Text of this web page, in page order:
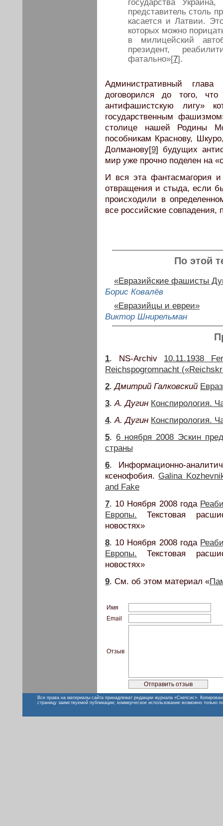
государства
представитель столь
касается и Латвии.
которых можно
в милицейский
президент,
фатально»[7].
Административный глава
договорился до того,
антифашистскую лигу»
государственным
столице нашей Родины
пособникам Краснову,
Долманову[9] будущих
мир уже прочно поделен на
И вся эта фантасмагория
отвращения и стыда, если
происходили в
все российские
По этой
«Евразийские фашисты
Борис Ковалёв
«Евразийцы и евреи»
Виктор Шнирельман
1. NS-Archiv 10.11.1938
Reichspogromnacht
2.Дмитрий Галковский
3.А. Дугин Конспирология.
4.А. Дугин Конспирология.
5. 6 ноября 2008 Эскин
страны
6. Информационно-
ксенофобия. Galina
and Fake
7. 10 Ноября 2008 года
Европы. Текстовая
новостях»
8. 10 Ноября 2008 года
Европы. Текстовая
новостях»
9. См. об этом материал «
Имя
Email
Отзыв
Все права на материалы сайта принадлежат редакции журнала «Скепсис».
страницу заимствуемой публикации; коммерческое использование возможно только